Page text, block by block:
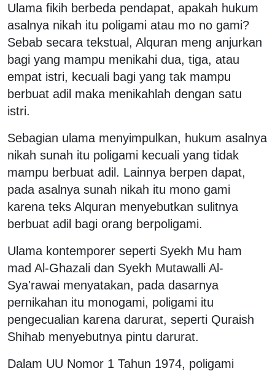
Ulama fikih berbeda pendapat, apakah hukum
asalnya nikah itu poligami atau mo no gami?
Sebab secara tekstual, Alquran meng anjurkan
bagi yang mampu menikahi dua, tiga, atau
empat istri, kecuali bagi yang tak mampu
berbuat adil maka menikahlah dengan satu
istri.
Sebagian ulama menyimpulkan, hukum asalnya
nikah sunah itu poligami kecuali yang tidak
mampu berbuat adil. Lainnya berpen dapat,
pada asalnya sunah nikah itu mono gami
karena teks Alquran menyebutkan sulitnya
berbuat adil bagi orang berpoligami.
Ulama kontemporer seperti Syekh Mu ham
mad Al-Ghazali dan Syekh Mutawalli Al-
Sya'rawai menyatakan, pada dasarnya
pernikahan itu monogami, poligami itu
pengecualian karena darurat, seperti Quraish
Shihab menyebutnya pintu darurat.
Dalam UU Nomor 1 Tahun 1974, poligami